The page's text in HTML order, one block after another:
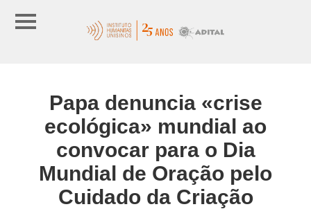
Papa denuncia «crise
ecológica» mundial ao
convocar para o Dia
Mundial de Oração pelo
Cuidado da Criação